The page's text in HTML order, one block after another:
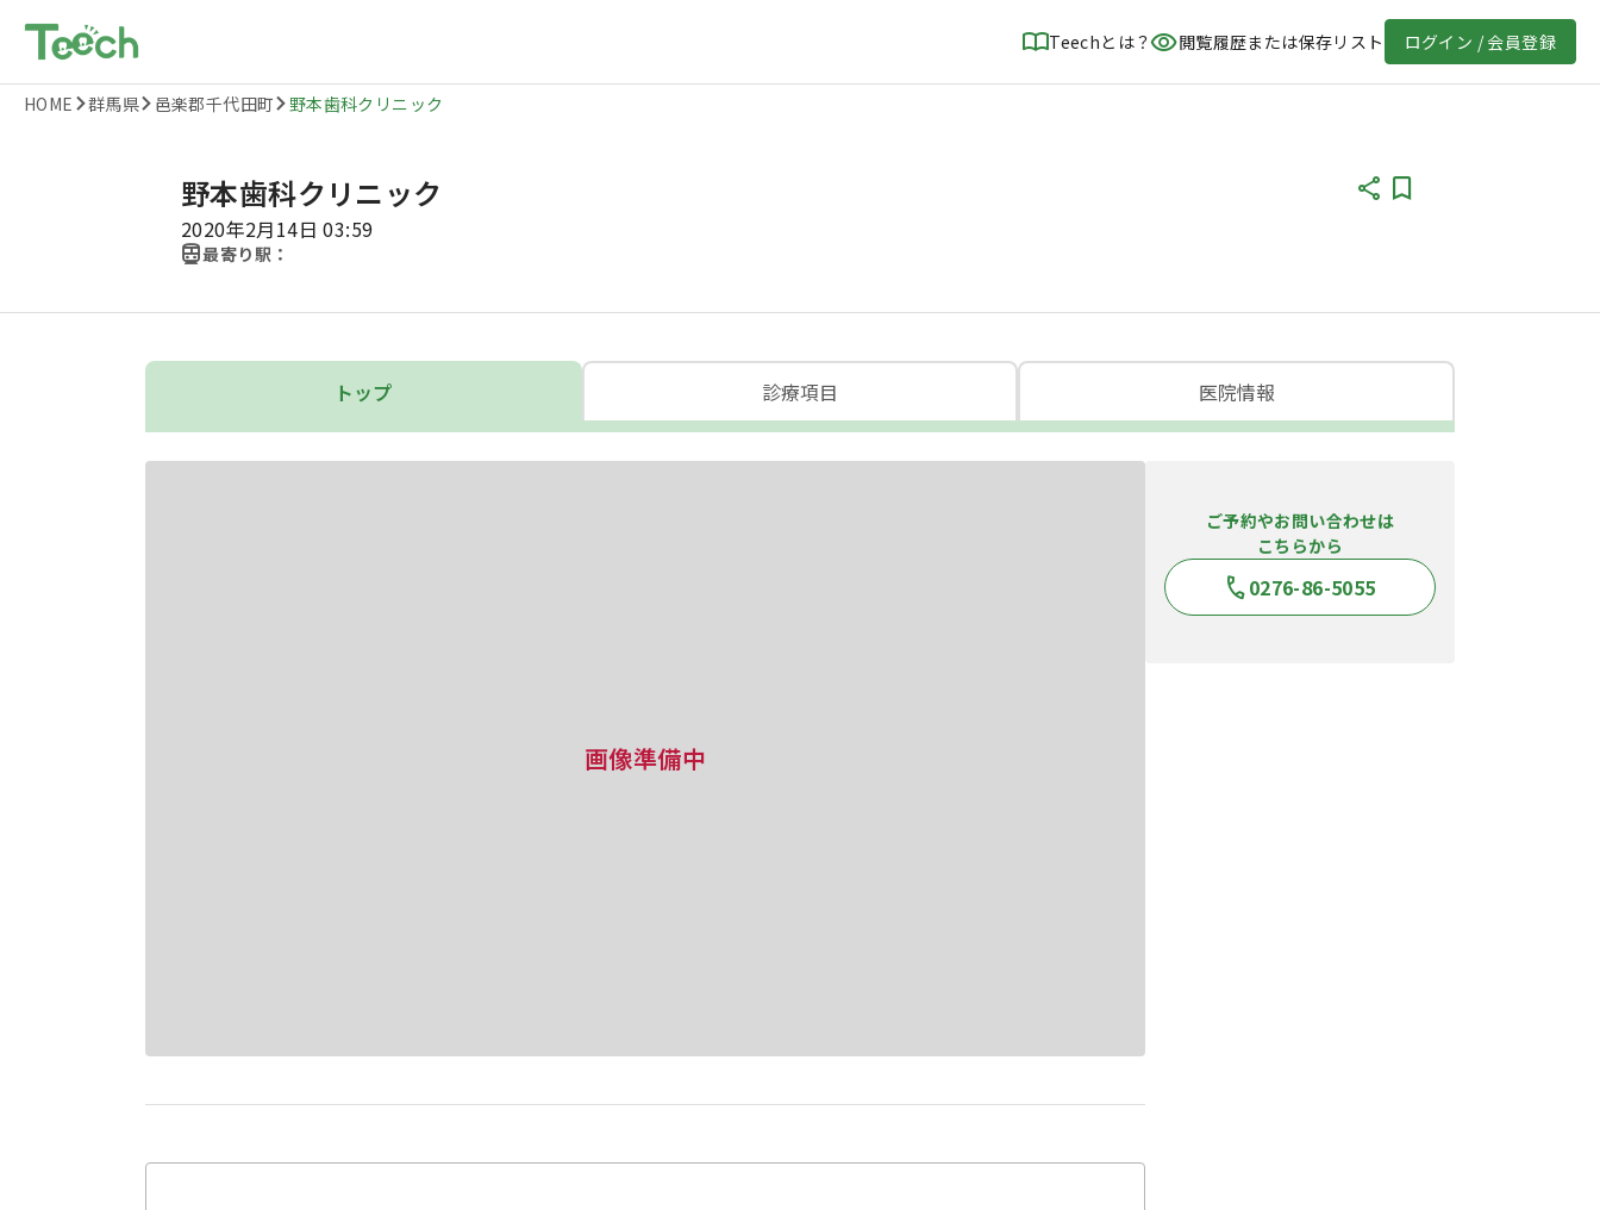
Teechとは？ 閲覧履歴または保存リスト ログイン / 会員登録
HOME 群馬県 邑楽郡千代田町 野本歯科クリニック
野本歯科クリニック
2020年2月14日 03:59
最寄り駅：
トップ 診療項目 医院情報
画像準備中
ご予約やお問い合わせは
こちらから
0276-86-5055